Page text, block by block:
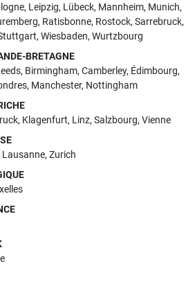
, Leipzig, Lübeck, Mannheim, Munich,
, Ratisbonne, Rostock, Sarrebruck,
, Wiesbaden, Wurtzbourg
BRETAGNE
, Birmingham, Camberley, Édimbourg,
, Manchester, Nottingham
, Klagenfurt, Linz, Salzbourg, Vienne
Lausanne, Zurich